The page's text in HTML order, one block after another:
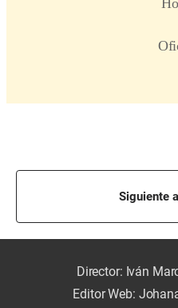
Siguiente
Director: Iván
Editor Web: